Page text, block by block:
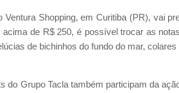
Ventura Shopping, em Curitiba (PR), vai
acima de R$ 250, é possível trocar as
de bichinhos do fundo do mar,
do Grupo Tacla também participam da